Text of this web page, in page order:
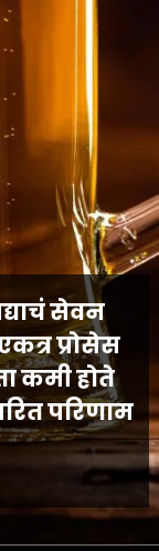
सेवन
प्रोसेस
कमी होते
परिणाम